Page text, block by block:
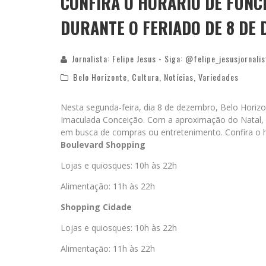
DURANTE O FERIADO DE 8 DE
Jornalista: Felipe Jesus - Siga:
Belo Horizonte Cultura Notícias Variedades
Nesta segunda-feira, dia 8 de dezembro, Belo
Imaculada Conceição. Com a aproximação do
em busca de compras ou entretenimento. Confira
Boulevard Shopping
Lojas e quiosques: 10h às 22h
Alimentação: 11h às 22h
Shopping Cidade
Lojas e quiosques: 10h às 22h
Alimentação: 11h às 22h